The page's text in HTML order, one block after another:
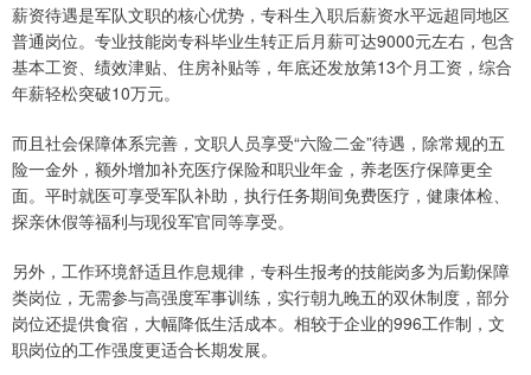
薪资待遇是军队文职的核心优势，专科生入职后薪资水平远超同地区
普通岗位。专业技能岗专科毕业生转正后月薪可达9000元左右，包含
基本工资、绩效津贴、住房补贴等，年底还发放第13个月工资，综合
年薪轻松突破10万元。
而且社会保障体系完善，文职人员享受“六险二金”待遇，除常规的五
险一金外，额外增加补充医疗保险和职业年金，养老医疗保障更全
面。平时就医可享受军队补助，执行任务期间免费医疗，健康体检、
探亲休假等福利与现役军官同等享受。
另外，工作环境舒适且作息规律，专科生报考的技能岗多为后勤保障
类岗位，无需参与高强度军事训练，实行朝九晚五的双休制度，部分
岗位还提供食宿，大幅降低生活成本。相较于企业的996工作制，文
职岗位的工作强度更适合长期发展。